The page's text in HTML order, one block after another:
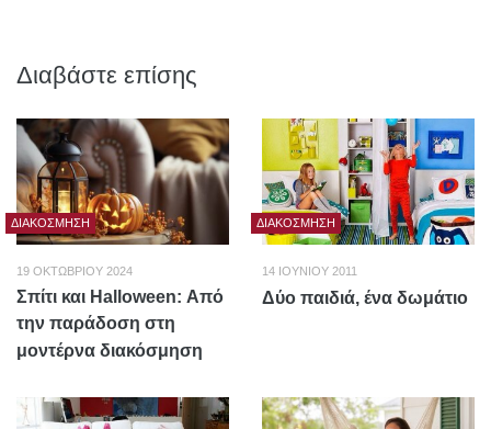
Διαβάστε επίσης
ΔΙΑΚΌΣΜΗΣΗ
19 ΟΚΤΩΒΡΊΟΥ 2024
Σπίτι και Halloween: Από
την παράδοση στη
μοντέρνα διακόσμηση
ΔΙΑΚΌΣΜΗΣΗ
14 ΙΟΥΝΊΟΥ 2011
Δύο παιδιά, ένα δωμάτιο